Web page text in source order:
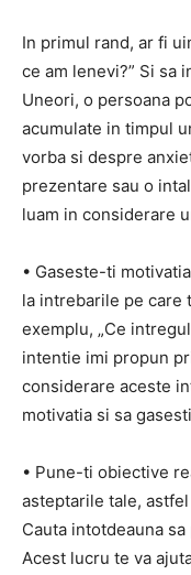
In primul rand, ar fi
ce am lenevi?” Si sa
Uneori, o persoana
acumulate in timpul
vorba si despre
prezentare sau o
luam in considerare
• Gaseste-ti
la intrebarile pe care
exemplu, „Ce
intentie imi propun
considerare aceste
motivatia si sa
• Pune-ti obiective
asteptarile tale,
Cauta intotdeauna
Acest lucru te va